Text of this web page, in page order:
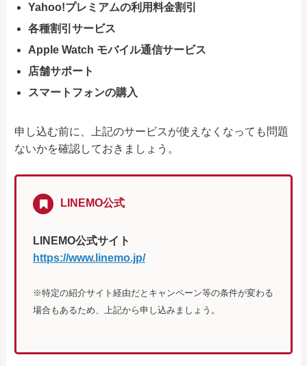
Yahoo!プレミアムの利用料金割引
各種割引サービス
Apple Watch モバイル通信サービス
店舗サポート
スマートフォンの購入
申し込む前に、上記のサービスが使えなくなっても問題
ないかを確認しておきましょう。
LINEMO公式
LINEMO公式サイト
https://www.linemo.jp/
※特定の紹介サイト経由だとキャンペーン等の条件が変わる
場合もあるため、上記から申し込みましょう。